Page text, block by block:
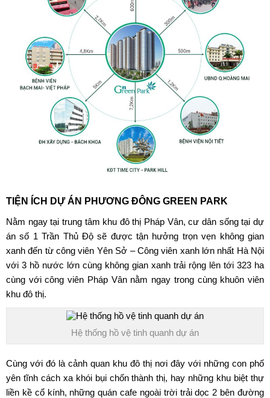
TIỆN ÍCH DỰ ÁN PHƯƠNG ĐÔNG GREEN PARK
Nằm ngay tại trung tâm khu đô thị Pháp Vân, cư dân sống tại dự
án số 1 Trần Thủ Độsẽ được tận hưởng trọn vẹn không gian
xanh đến từ công viên Yên Sở – Công viên xanh lớn nhất Hà Nội
với 3 hồ nước lớn cùng không gian xanh trải rộng lên tới 323 ha
cùng với công viên Pháp Vân nằm ngay trong cùng khuôn viên
khu đô thị.
Hệ thống hồ vệ tinh quanh dự án
Cùng với đó là cảnh quan khu đô thị nơi đây với những con phố
yên tĩnh cách xa khói bụi chốn thành thị, hay những khu biệt thự
liền kề cổ kính, những quán cafe ngoài trời trải dọc 2 bên đường